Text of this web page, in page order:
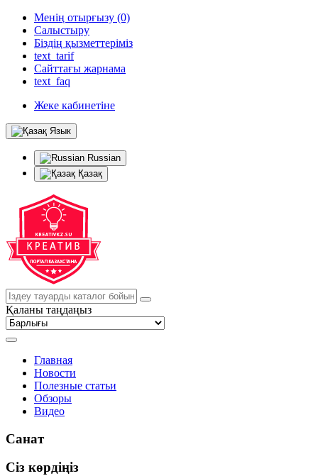
Менің отырғызу (0)
Салыстыру
Біздің қызметтеріміз
text_tarif
Сайттағы жарнама
text_faq
Жеке кабинетіне
Язык
Russian
Қазақ
Қаланы таңдаңыз
Главная
Новости
Полезные статьи
Обзоры
Видео
Санат
Сіз көрдіңіз